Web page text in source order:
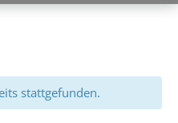
stattgefunden.